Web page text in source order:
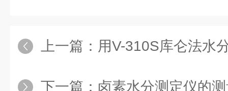
上一篇： 用V-310S库仑法水分测
下一篇： 卤素水分测定仪的